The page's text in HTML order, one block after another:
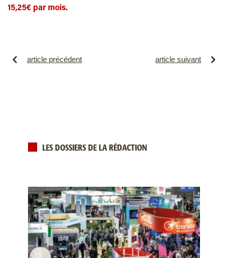
15,25€ par mois.
article précédent article suivant
LES DOSSIERS DE LA RÉDACTION